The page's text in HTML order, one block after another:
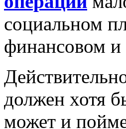
социальном
финансовом
должен хотя
может и